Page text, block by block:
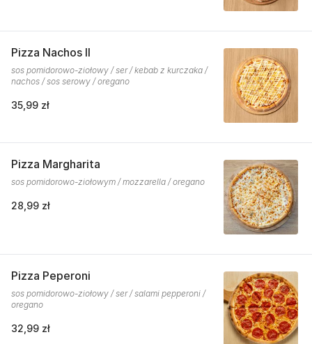
Pizza Nachos II
sos pomidorowo-ziołowy / ser / kebab z kurczaka /
nachos / sos serowy / oregano
35,99 zł
Pizza Margharita
sos pomidorowo-ziołowym / mozzarella / oregano
28,99 zł
Pizza Peperoni
sos pomidorowo-ziołowy / ser / salami pepperoni /
oregano
32,99 zł